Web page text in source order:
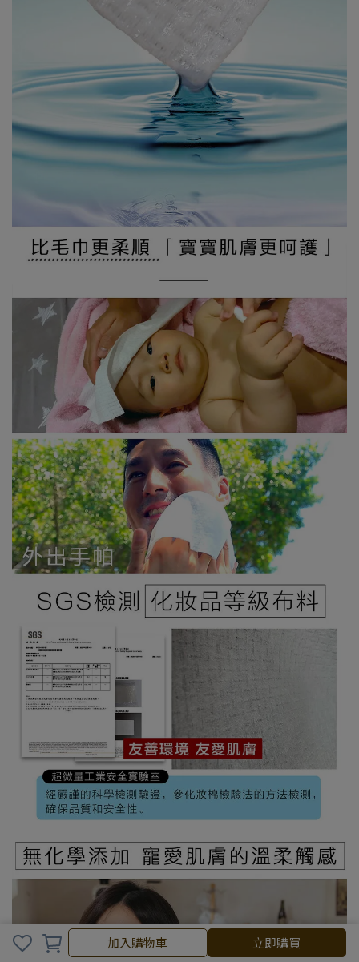
加入購物車
加入購物車 立即購買